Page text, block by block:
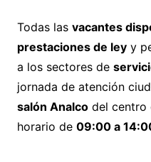
Todas las vacantes
prestaciones de leyy
a los sectores de
jornada de atención
salón Analcodel centro
horario de 09:00 a